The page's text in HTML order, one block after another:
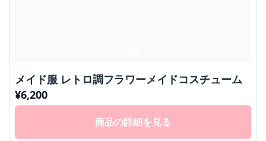
メイド服 レトロ調フラワーメイドコスチューム
¥6,200
商品の詳細を見る